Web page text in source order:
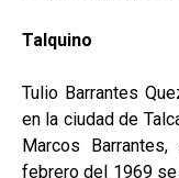
Talquino
Tulio Barrantes
en la ciudad de
Marcos
febrero del 1969 se